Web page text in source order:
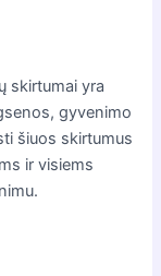
skirtumai yra
gyvenimo
šiuos skirtumus
ir visiems